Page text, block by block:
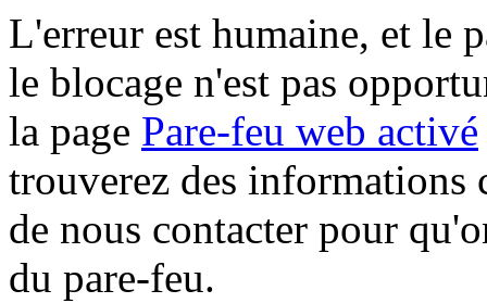
L'erreur est humaine, et le
le blocage n'est pas
la page Pare-feu web activé
trouverez des informations
de nous contacter pour
du pare-feu.